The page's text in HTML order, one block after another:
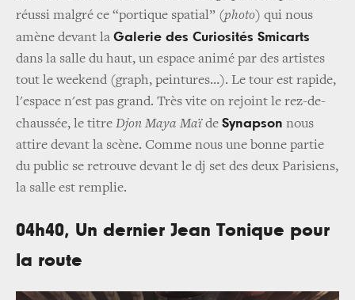
réussi malgré ce “portique spatial” (photo) qui nous
amène devant la Galerie des Curiosités Smicarts
dans la salle du haut, un espace animé par des artistes
tout le weekend (graph, peintures…). Le tour est rapide,
l'espace n'est pas grand. Très vite on rejoint le rez-de-
chaussée, le titre Djon Maya Maïde Synapson nous
attire devant la scène. Comme nous une bonne partie
du public se retrouve devant le dj set des deux Parisiens,
la salle est remplie.
04h40, Un dernier Jean Tonique pour
la route